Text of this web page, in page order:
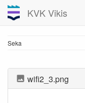
KVK Vikis
Seka
wifi2_3.png